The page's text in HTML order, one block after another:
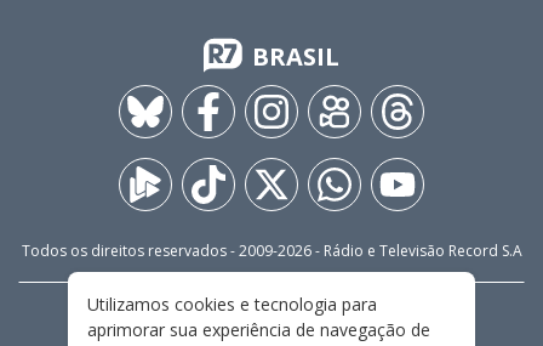
BRASIL
Todos os direitos reservados - 2009-2026- Rádio e Televisão Record S.A
FALE CONOSCO
PRIVACIDADE
Utilizamos cookies e tecnologia para
aprimorar sua experiência de navegação de